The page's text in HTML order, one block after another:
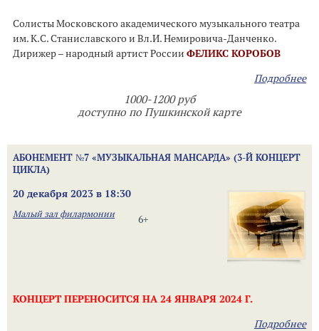
Солисты Московского академического музыкального театра
им. К.С. Станиславского и Вл.И. Немировича-Данченко.
Дирижер – народный артист России ФЕЛИКС КОРОБОВ
Подробнее
1000-1200 руб
доступно по Пушкинской карте
АБОНЕМЕНТ №7 «МУЗЫКАЛЬНАЯ МАНСАРДА» (3-Й КОНЦЕРТ
ЦИКЛА)
20 декабря 2023 в 18:30
6+
Малый зал филармонии
КОНЦЕРТ ПЕРЕНОСИТСЯ НА 24 ЯНВАРЯ 2024 Г.
Подробнее